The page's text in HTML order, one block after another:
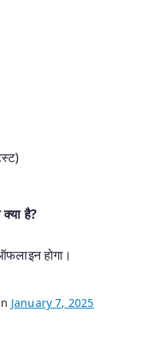
क्या है?
होगा।
January 7, 2025